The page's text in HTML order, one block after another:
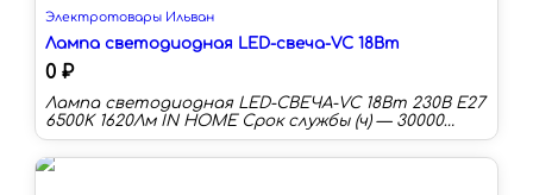
Электротовары Ильван
Лампа светодиодная LED-свеча-VC 18Вт
0 ₽
Лампа светодиодная LED-СВЕЧА-VC 18Вт 230В E27
6500K 1620Лм IN HOME Срок службы (ч) — 30000
Гарантийный срок (мес) — 24 Индекс
цветопередачи (Ra) — 80-89 Цоколь — E27